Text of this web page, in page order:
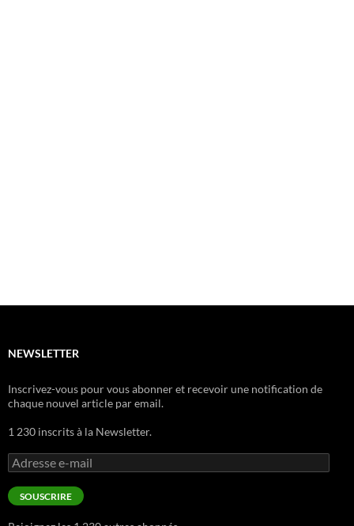
NEWSLETTER
Inscrivez-vous pour vous abonner et recevoir une notification de
chaque nouvel article par email.
1 230 inscrits à la Newsletter.
Adresse
e-
mail
SOUSCRIRE